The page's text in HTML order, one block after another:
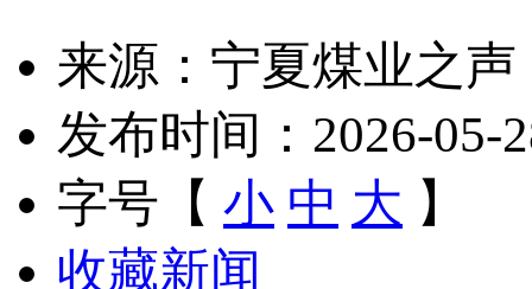
来源：宁夏煤业之声
发布时间：2026-05-
字号【 小 中 大 】
收藏新闻